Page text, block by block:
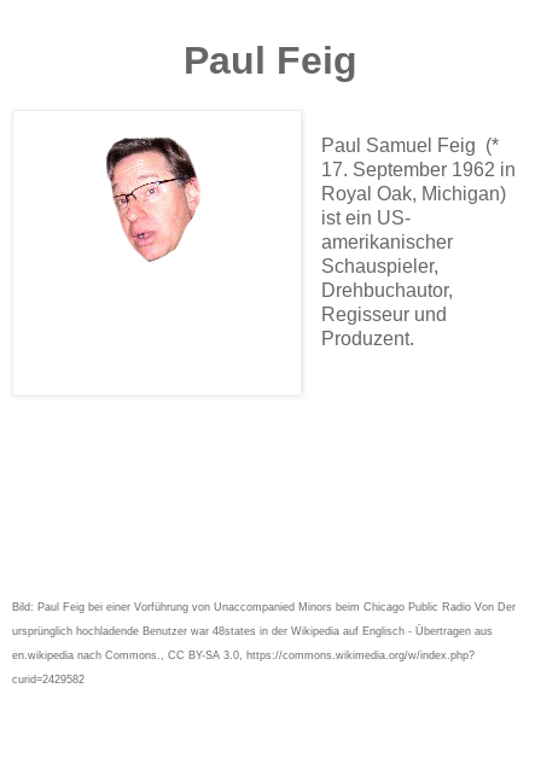
Paul Feig
Paul Samuel Feig (*
17. September 1962 in
Royal Oak, Michigan)
ist ein US-
amerikanischer
Schauspieler,
Drehbuchautor,
Regisseur und
Produzent.
Bild: Paul Feig bei einer Vorführung von Unaccompanied Minors beim Chicago Public Radio Von Der
ursprünglich hochladende Benutzer war 48states in der Wikipedia auf Englisch - Übertragen aus
en.wikipedia nach Commons., CC BY-SA 3.0, https://commons.wikimedia.org/w/index.php?
curid=2429582